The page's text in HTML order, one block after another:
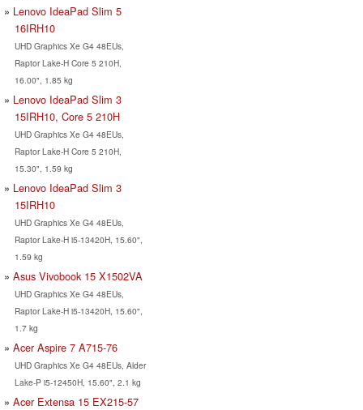
Lenovo IdeaPad Slim 5
16IRH10
UHD Graphics Xe G4 48EUs,
Raptor Lake-H Core 5 210H,
16.00", 1.85 kg
Lenovo IdeaPad Slim 3
15IRH10, Core 5 210H
UHD Graphics Xe G4 48EUs,
Raptor Lake-H Core 5 210H,
15.30", 1.59 kg
Lenovo IdeaPad Slim 3
15IRH10
UHD Graphics Xe G4 48EUs,
Raptor Lake-H i5-13420H, 15.60",
1.59 kg
Asus Vivobook 15 X1502VA
UHD Graphics Xe G4 48EUs,
Raptor Lake-H i5-13420H, 15.60",
1.7 kg
Acer Aspire 7 A715-76
UHD Graphics Xe G4 48EUs, Alder
Lake-P i5-12450H, 15.60", 2.1 kg
Acer Extensa 15 EX215-57